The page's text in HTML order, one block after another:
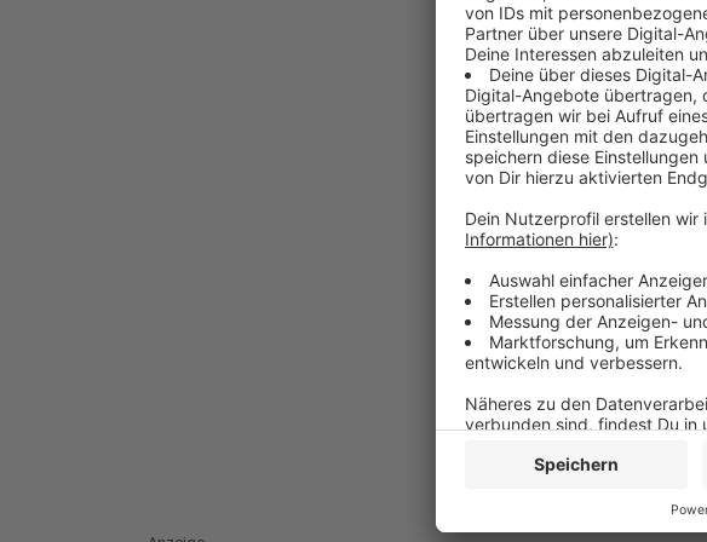
Der
mit der
neue
Anzeige